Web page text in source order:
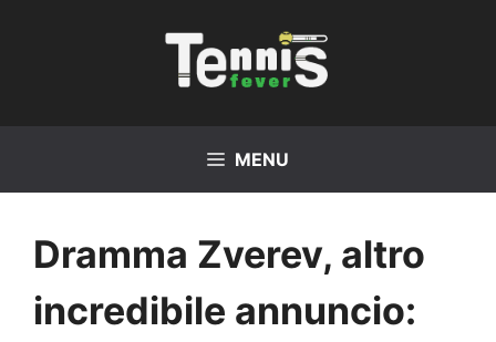
MENU
Dramma Zverev, altro
incredibile annuncio: